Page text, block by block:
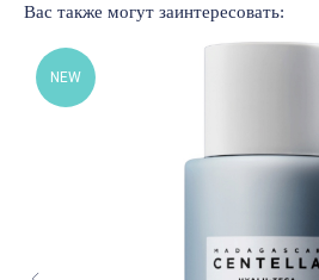
Вас также могут заинтересовать:
NEW